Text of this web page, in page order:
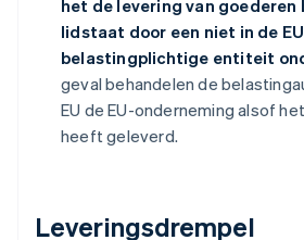
het de levering van goederen
lidstaat door een niet in de
belastingplichtige entiteit
geval behandelen de
EU de EU-onderneming alsof
heeft geleverd.
Leveringsdrempel